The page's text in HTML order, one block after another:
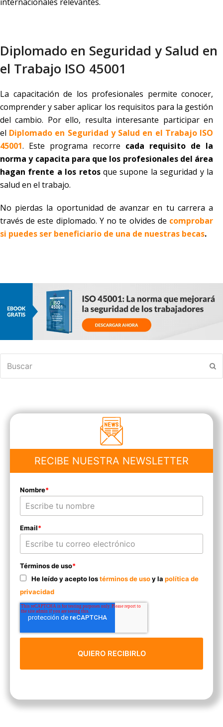
internacionales relevantes.
Diplomado en Seguridad y Salud en
el Trabajo ISO 45001
La capacitación de los profesionales permite conocer,
comprender y saber aplicar los requisitos para la gestión
del cambio. Por ello, resulta interesante participar en
el Diplomado en Seguridad y Salud en el Trabajo ISO
45001. Este programa recorre cada requisito de la
norma y capacita para que los profesionales del área
hagan frente a los retos que supone la seguridad y la
salud en el trabajo.
No pierdas la oportunidad de avanzar en tu carrera a
través de este diplomado. Y no te olvides de comprobar
si puedes ser beneficiario de una de nuestras becas.
RECIBE NUESTRA NEWSLETTER
Nombre*
Email*
Términos de uso*
He leído y acepto lostérminos de usoy la política de
privacidad